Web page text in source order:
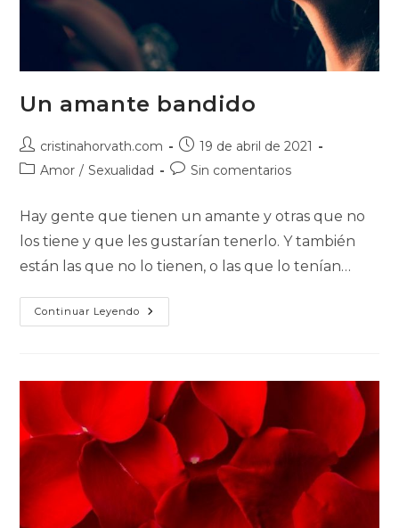
Un amante bandido
Autor
de
cristinahorvath.com
Publicación
de
19 de abril de 2021
Categoría
entrada:
Amor / Sexualidad
Comentarios
entrada:
Sin comentarios
Hay gente que tienen un amante y otras que no
los tiene y que les gustarían tenerlo. Y también
están las que no lo tienen, o las que lo tenían…
Continuar Leyendo Un
Amante